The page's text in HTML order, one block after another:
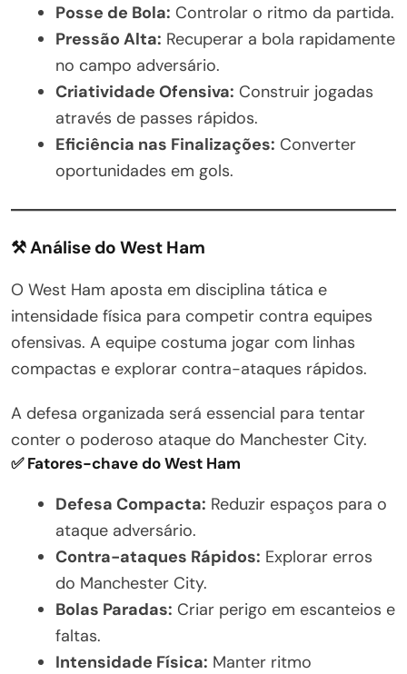
Posse de Bola: Controlar o ritmo da partida.
Pressão Alta: Recuperar a bola rapidamente
no campo adversário.
Criatividade Ofensiva: Construir jogadas
através de passes rápidos.
Eficiência nas Finalizações: Converter
oportunidades em gols.
⚒️ Análise do West Ham
O West Ham aposta em disciplina tática e
intensidade física para competir contra equipes
ofensivas. A equipe costuma jogar com linhas
compactas e explorar contra-ataques rápidos.
A defesa organizada será essencial para tentar
conter o poderoso ataque do Manchester City.
✅ Fatores-chave do West Ham
Defesa Compacta: Reduzir espaços para o
ataque adversário.
Contra-ataques Rápidos: Explorar erros
do Manchester City.
Bolas Paradas: Criar perigo em escanteios e
faltas.
Intensidade Física: Manter ritmo